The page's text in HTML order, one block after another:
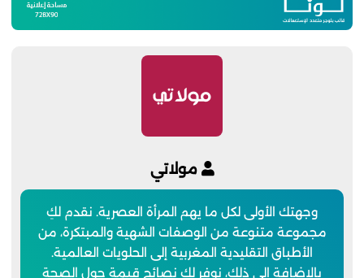
مولاتي
وجهتك الأولى لكل ما يهم المرأة العصرية. نقدم لكِ
مجموعة متنوعة من الوصفات الشهية والمبتكرة، من
الأطباق التقليدية المغربية إلى الحلويات العالمية.
بالإضافة إلى ذلك، نوفر لكِ نصائح قيمة حول الصحة